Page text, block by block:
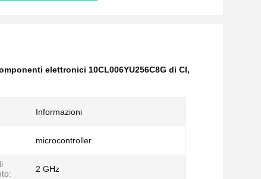
elettronici 10CL006YU256C8G di CI,
Informazioni
microcontroller
2 GHz